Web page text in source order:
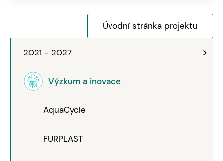
2021 - 2027
Výzkum a inovace
AquaCycle
FURPLAST
Úvodní stránka projektu